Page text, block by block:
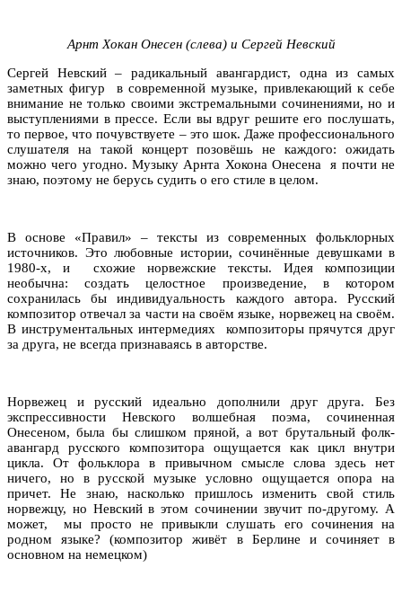
Арнт Хокан Онесен (слева) и Сергей Невский
Сергей Невский – радикальный авангардист, одна из самых
заметных фигур в современной музыке, привлекающий к себе
внимание не только своими экстремальными сочинениями, но и
выступлениями в прессе. Если вы вдруг решите его послушать,
то первое, что почувствуете – это шок. Даже профессионального
слушателя на такой концерт позовёшь не каждого: ожидать
можно чего угодно. Музыку Арнта Хокона Онесена я почти не
знаю, поэтому не берусь судить о его стиле в целом.
В основе «Правил» – тексты из современных фольклорных
источников. Это любовные истории, сочинённые девушками в
1980-х, и схожие норвежские тексты. Идея композиции
необычна: создать целостное произведение, в котором
сохранилась бы индивидуальность каждого автора. Русский
композитор отвечал за части на своём языке, норвежец на своём.
В инструментальных интермедиях композиторы прячутся друг
за друга, не всегда признаваясь в авторстве.
Норвежец и русский идеально дополнили друг друга. Без
экспрессивности Невского волшебная поэма, сочиненная
Онесеном, была бы слишком пряной, а вот брутальный фолк-
авангард русского композитора ощущается как цикл внутри
цикла. От фольклора в привычном смысле слова здесь нет
ничего, но в русской музыке условно ощущается опора на
причет. Не знаю, насколько пришлось изменить свой стиль
норвежцу, но Невский в этом сочинении звучит по-другому. А
может, мы просто не привыкли слушать его сочинения на
родном языке? (композитор живёт в Берлине и сочиняет в
основном на немецком)